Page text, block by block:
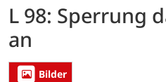
L 98: Sperrung
an
Bilder